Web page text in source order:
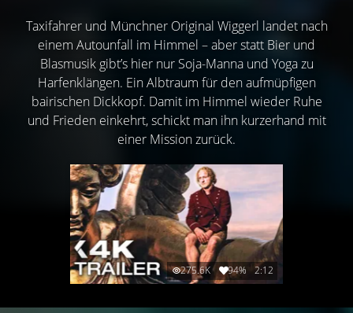
Taxifahrer und Münchner Original Wiggerl landet nach
einem Autounfall im Himmel – aber statt Bier und
Blasmusik gibt’s hier nur Soja-Manna und Yoga zu
Harfenklängen. Ein Albtraum für den aufmüpfigen
bairischen Dickkopf. Damit im Himmel wieder Ruhe
und Frieden einkehrt, schickt man ihn kurzerhand mit
einer Mission zurück.
275.6K 94% 2:12